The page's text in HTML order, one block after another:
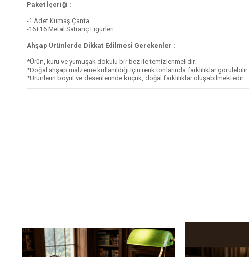
Paket İçeriği :
-1 Adet Kumaş Çanta
-16+16 Metal Satranç Figürleri
Ahşap Ürünlerde Dikkat Edilmesi Gerekenler :
*Ürün, kuru ve yumuşak dokulu bir bez ile temizlenmelidir.
*Doğal ahşap malzeme kullanıldığı için renk tonlarında farklılıklar görülebilir.
*Ürünlerin boyut ve desenlerinde küçük, doğal farklılıklar oluşabilmektedir.